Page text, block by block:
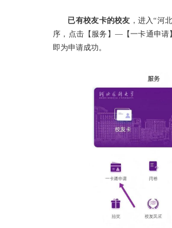
已有校友卡的校友 ，进入“河
序，点击【 服务 】 —【一卡通申请
即为申请成功。